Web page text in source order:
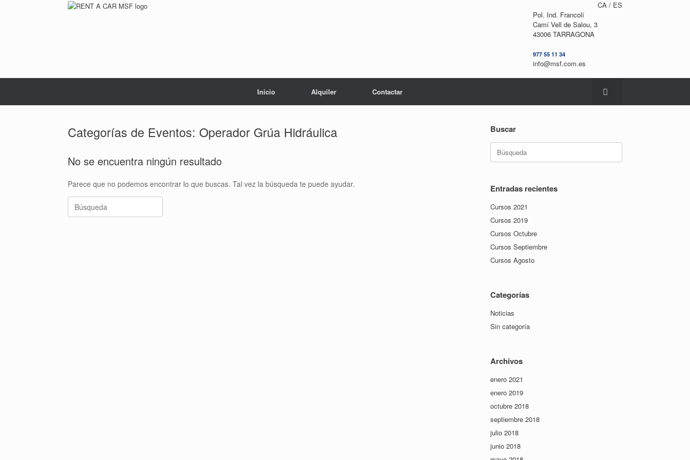
Pol. Ind. Francolí
Camí Vell de Salou, 3
43006 TARRAGONA
977 55 11 34
info@msf.com.es
CA / ES
Inicio Alquiler Contactar
Categorías de Eventos: Operador Grúa Hidráulica
No se encuentra ningún resultado
Parece que no podemos encontrar lo que buscas. Tal vez la búsqueda te puede ayudar.
Buscar:
Buscar
Buscar:
Entradas recientes
Cursos 2021
Cursos 2019
Cursos Octubre
Cursos Septiembre
Cursos Agosto
Categorías
Noticias
Sin categoría
Archivos
enero 2021
enero 2019
octubre 2018
septiembre 2018
julio 2018
junio 2018